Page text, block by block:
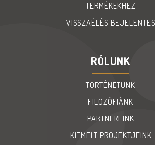
TERMÉKEKHEZ
VISSZAÉLÉS BEJELENTES
RÓLUNK
TÖRTÉNETÜNK
FILOZÓFIÁNK
PARTNEREINK
KIEMELT PROJEKTJEINK